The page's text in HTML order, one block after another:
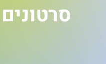
סרטונים